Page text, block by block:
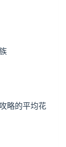
略的平均花